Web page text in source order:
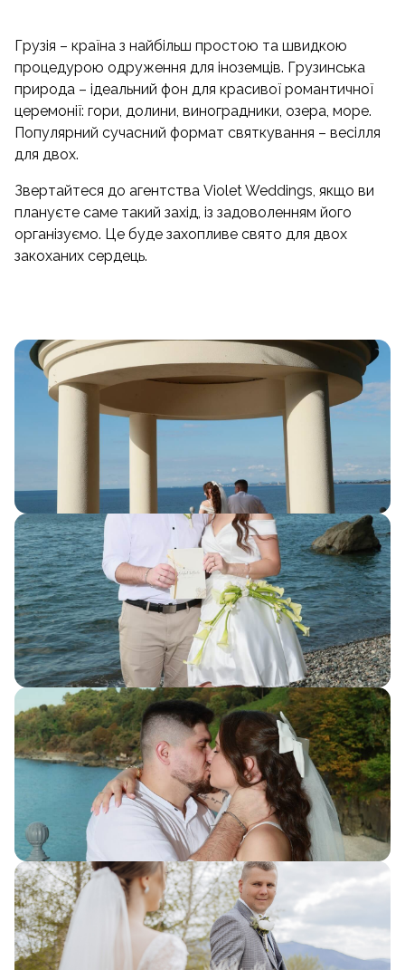
Грузія – країна з найбільш простою та швидкою
процедурою одруження для іноземців. Грузинська
природа – ідеальний фон для красивої романтичної
церемонії: гори, долини, виноградники, озера, море.
Популярний сучасний формат святкування – весілля
для двох.
Звертайтеся до агентства Violet Weddings, якщо ви
плануєте саме такий захід, із задоволенням його
організуємо. Це буде захопливе свято для двох
закоханих сердець.